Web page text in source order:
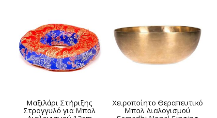
Μαξιλάρι Στήριξης
Στρογγυλό για Μπολ
Χειροποίητο Θεραπευτικό
Μπολ Διαλογισμού